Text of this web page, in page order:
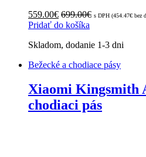
559.00€ 699.00€ s DPH (454.47€ bez
Pridať do košíka
Skladom, dodanie 1-3 dni
Bežecké a chodiace pásy
Xiaomi Kingsmith
chodiaci pás